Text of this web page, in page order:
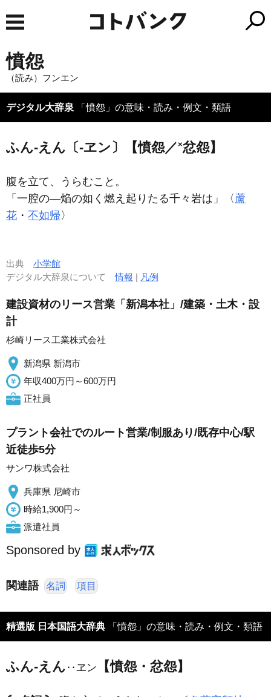
憤怨
（読み）フンエン
デジタル大辞泉 「憤怨」の意味・読み・例文・類語
ふん‐えん〔‐ヱン〕【憤怨／×忿怨】
腹を立て、うらむこと。
「一腔の―焔の如く燃え起りたる千々岩は」〈 蘆
花 ・ 不如帰 〉
出典 小学館
デジタル大辞泉について情報 | 凡例
建設資材のリース営業「新潟本社」/建築・土木・設
計
杉崎リース工業株式会社
新潟県 新潟市
年収400万円～600万円
正社員
プラント会社でのルート営業/制服あり/既存中心/駅
近徒歩5分
サンワ株式会社
兵庫県 尼崎市
時給1,900円～
派遣社員
Sponsored by
関連語 名詞 項目
精選版 日本国語大辞典 「憤怨」の意味・読み・例文・類語
ふん‐えん ‥ヱン 【憤怨・忿怨】